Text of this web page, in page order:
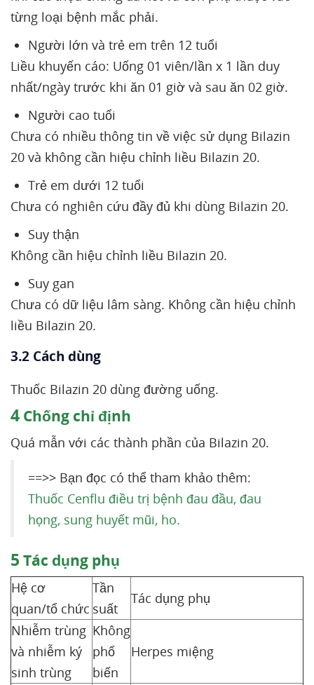
từng loại bệnh mắc phải.
Người lớn và trẻ em trên 12 tuổi
Liều khuyến cáo: Uống 01 viên/lần x 1 lần duy
nhất/ngày trước khi ăn 01 giờ và sau ăn 02 giờ.
Người cao tuổi
Chưa có nhiều thông tin về việc sử dụng Bilazin
20 và không cần hiệu chỉnh liều Bilazin 20.
Trẻ em dưới 12 tuổi
Chưa có nghiên cứu đầy đủ khi dùng Bilazin 20.
Suy thận
Không cần hiệu chỉnh liều Bilazin 20.
Suy gan
Chưa có dữ liệu lâm sàng. Không cần hiệu chỉnh
liều Bilazin 20.
3.2 Cách dùng
Thuốc Bilazin 20 dùng đường uống.
4 Chống chỉ định
Quá mẫn với các thành phần của Bilazin 20.
==>> Bạn đọc có thể tham khảo thêm:
Thuốc Cenflu điều trị bệnh đau đầu, đau
họng, sung huyết mũi, ho.
5 Tác dụng phụ
Hệ cơ
quan/tổ chức
Tần
suất
Tác dụng phụ
Nhiễm trùng
và nhiễm ký
sinh trùng
Không
phổ
biến
Herpes miệng